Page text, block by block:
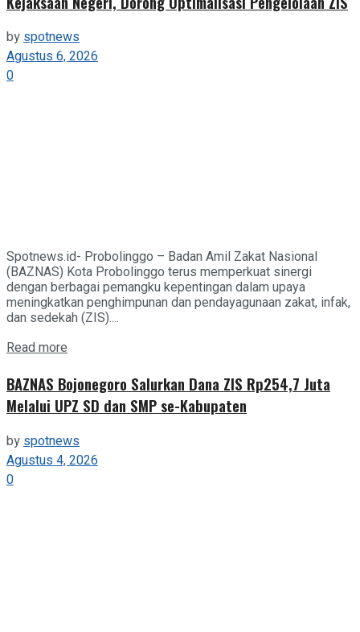
byspotnews
Agustus 6, 2026
0
Spotnews.id- Probolinggo – Badan Amil Zakat Nasional
(BAZNAS) Kota Probolinggo terus memperkuat sinergi
dengan berbagai pemangku kepentingan dalam upaya
meningkatkan penghimpunan dan pendayagunaan zakat, infak,
dan sedekah (ZIS)....
Read more
BAZNAS Bojonegoro Salurkan Dana ZIS Rp254,7 Juta
Melalui UPZ SD dan SMP se-Kabupaten
by spotnews
Agustus 4, 2026
0